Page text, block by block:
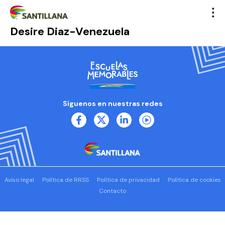
Desire Diaz-Venezuela
Síguenos en nuestras redes
Aviso legal Política de RRSS Política de privacidad
Política de cookies
Contacto